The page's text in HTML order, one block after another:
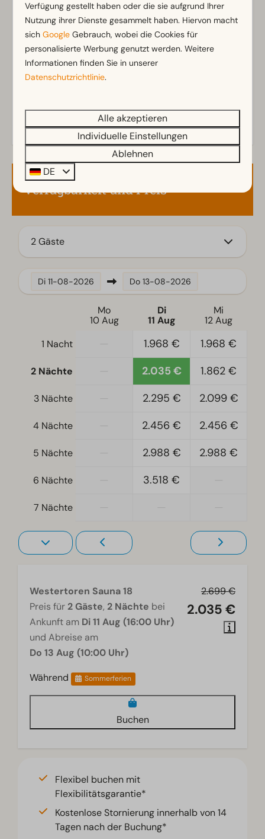
Badezimmer
Separate Toiletten: 1
Badezimmer oben: 3
Begehbare Dusche
Außenbereich
Garten
Umzäunter Garten
Gartenmöbel
Einbauküche
Filterkaffeemaschine
Kühlschrank mit Gefrierfach
Ferienhaus am Wasser
Schlafzimmer
Einzelbetten: 18
Schlafzimmer oben: 5
Schlafzimmer unten: 4
Heizung und Kühlung
Fußbodenheizung im Erdgeschoss
Traditionelle Sauna
Wohnzimmer
Fernseher
Zeig mehr ↓
Verfügbarkeit und Preis
2 Gäste
Di 11-08-2026 Do 13-08-2026
Mo
10 Aug
Di
11 Aug
Mi
12 Aug
1 Nacht
1.968 € 1.968 €
2 Nächte 2.035 € 1.862 €
3 Nächte 2.295 € 2.099 €
4 Nächte 2.456 € 2.456 €
5 Nächte 2.988 € 2.988 €
6 Nächte 3.518 €
7 Nächte
2.699 €
2.035 €
Westertoren Sauna 18
Preis für 2 Gäste, 2 Nächte bei
Ankunft am Di 11 Aug (16:00 Uhr)
und Abreise am
Do 13 Aug (10:00 Uhr)
Während
Sommerferien
Buchen
Flexibel buchen mit
Flexibilitätsgarantie*
Kostenlose Stornierung innerhalb von 14
Tagen nach der Buchung*
Verfügung gestellt haben oder die sie aufgrund Ihrer
Nutzung ihrer Dienste gesammelt haben. Hiervon macht
sichGoogle Gebrauch, wobei die Cookies für
personalisierte Werbung genutzt werden. Weitere
Informationen finden Sie in unserer
Datenschutzrichtlinie.
Alle akzeptieren
Individuelle Einstellungen
Ablehnen
DE